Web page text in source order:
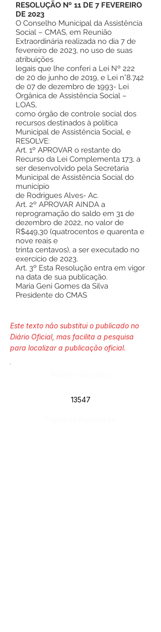
RESOLUÇÃO Nº 11 DE 7 FEVEREIRO
DE 2023
O Conselho Municipal da Assistência
Social – CMAS, em Reunião
Extraordinária realizada no dia 7 de
fevereiro de 2023, no uso de suas
atribuições
legais que lhe conferi a Lei Nº 222
de 20 de junho de 2019, e Lei n°8.742
de 07 de dezembro de 1993- Lei
Orgânica de Assistência Social –
LOAS,
como órgão de controle social dos
recursos destinados à política
Municipal de Assistência Social, e
RESOLVE:
Art. 1º APROVAR o restante do
Recurso da Lei Complementa 173, a
ser desenvolvido pela Secretaria
Municipal de Assistência Social do
município
de Rodrigues Alves- Ac.
Art. 2º APROVAR AINDA a
reprogramação do saldo em 31 de
dezembro de 2022, no valor de
R$449,30 (quatrocentos e quarenta e
nove reais e
trinta centavos), a ser executado no
exercício de 2023.
Art. 3º Esta Resolução entra em vigor
na data de sua publicação.
Maria Geni Gomes da Silva
Presidente do CMAS
Este texto não substitui o publicado no
Diário Oficial, mas facilita a pesquisa
para localizar a publicação oficial.
13547